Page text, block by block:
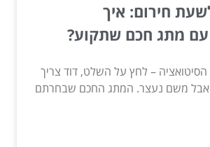
חירום: איך
עם מתג חכם שתקוע?
הסיטואציה – לחץ על השלט, דוד צריך
אבל משם נעצר. המתג החכם שבחרתם